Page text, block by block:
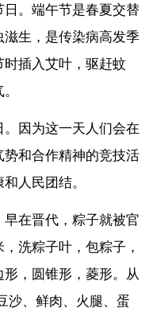
。端午节是春夏交替
生，是传染病高发季
插入艾叶，驱赶蚊
因为这一天人们会在
和合作精神的竞技活
人民团结。
在晋代，粽子就被官
洗粽子叶，包粽子，
，圆锥形，菱形。从
沙、鲜肉、火腿、蛋